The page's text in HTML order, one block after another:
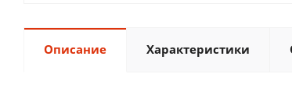
Описание Характеристики